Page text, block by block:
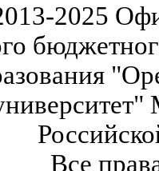
2025
Все